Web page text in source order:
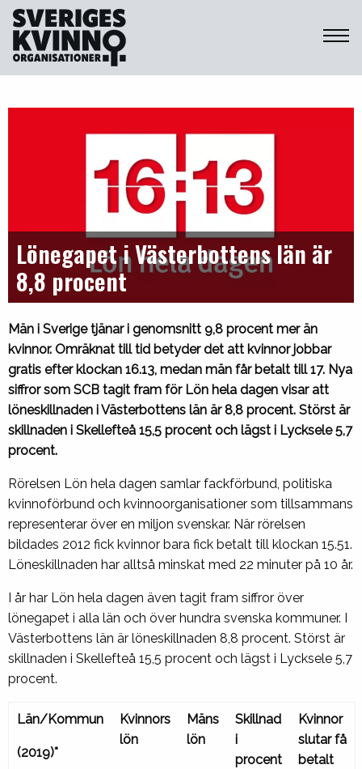
Sveriges Kvinnoorganisationer
Lönegapet i Västerbottens län är
8,8 procent
Män i Sverige tjänar i genomsnitt 9,8 procent mer än
kvinnor. Omräknat till tid betyder det att kvinnor jobbar
gratis efter klockan 16.13, medan män får betalt till 17. Nya
siffror som SCB tagit fram för Lön hela dagen visar att
löneskillnaden i Västerbottens län är 8,8 procent. Störst är
skillnaden i Skellefteå 15,5 procent och lägst i Lycksele 5,7
procent.
Rörelsen Lön hela dagen samlar fackförbund, politiska
kvinnoförbund och kvinnoorganisationer som tillsammans
representerar över en miljon svenskar. När rörelsen
bildades 2012 fick kvinnor bara fick betalt till klockan 15.51.
Löneskillnaden har alltså minskat med 22 minuter på 10 år.
I år har Lön hela dagen även tagit fram siffror över
lönegapet i alla län och över hundra svenska kommuner. I
Västerbottens län är löneskillnaden 8,8 procent. Störst är
skillnaden i Skellefteå 15,5 procent och lägst i Lycksele 5,7
procent.
Län/Kommun
(2019)*
Kvinnors
lön
Mäns
lön
Skillnad
i
procent
Kvinnor
slutar få
betalt